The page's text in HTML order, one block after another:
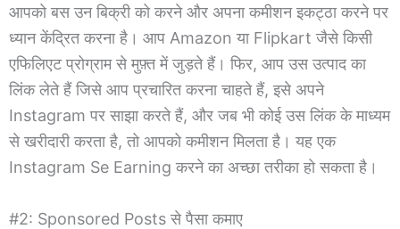
आपको बस उन बिक्री को करने और अपना कमीशन इकट्ठा करने पर
ध्यान केंद्रित करना है। आप Amazon या Flipkart जैसे किसी
एफिलिएट प्रोग्राम से मुफ़्त में जुड़ते हैं। फिर, आप उस उत्पाद का
लिंक लेते हैं जिसे आप प्रचारित करना चाहते हैं, इसे अपने
Instagram पर साझा करते हैं, और जब भी कोई उस लिंक के माध्यम
से खरीदारी करता है, तो आपको कमीशन मिलता है। यह एक
Instagram Se Earning करने का अच्छा तरीका हो सकता है।
#2: Sponsored Posts से पैसा कमाए